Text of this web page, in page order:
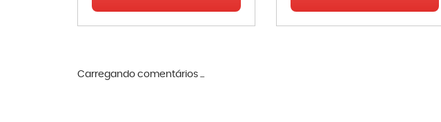
Carregando comentários ...